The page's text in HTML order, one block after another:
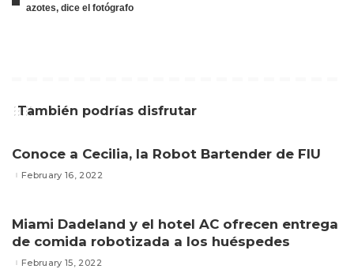
azotes, dice el fotógrafo
También podrías disfrutar
Conoce a Cecilia, la Robot Bartender de FIU
February 16, 2022
Miami Dadeland y el hotel AC ofrecen entrega
de comida robotizada a los huéspedes
February 15, 2022